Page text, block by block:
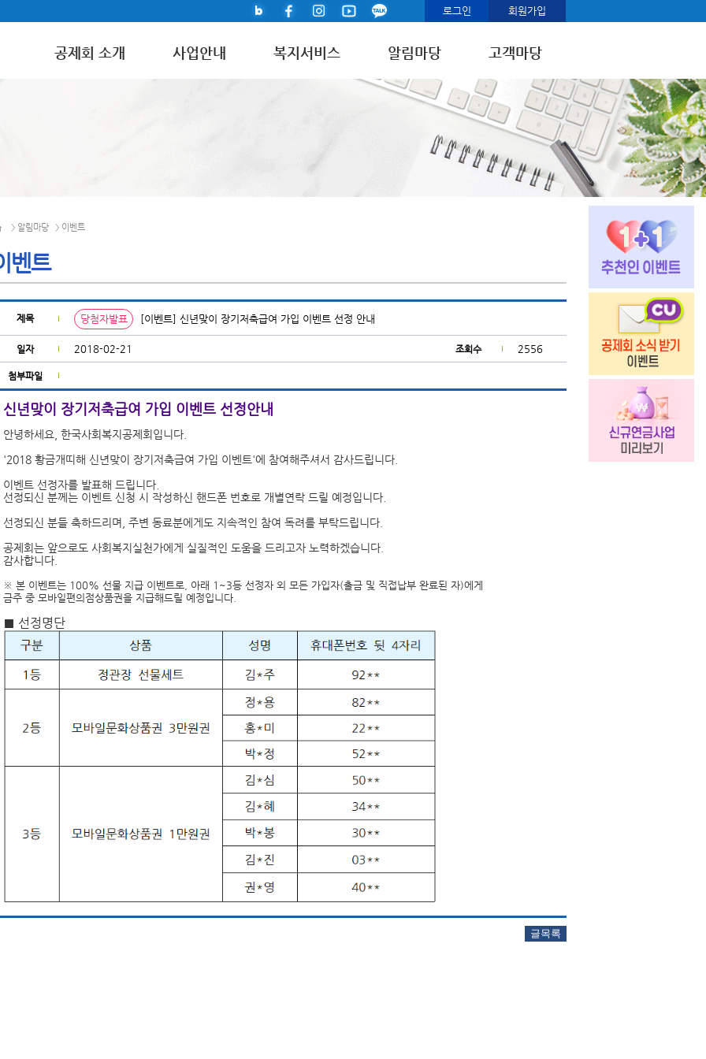
로그인 회원가입
공제회 소개 사업안내 복지서비스 알림마당 고객마당
> 알림마당 > 이벤트
벤트
제목 당첨자발표 [이벤트] 신년맞이 장기저축급여 가입 이벤트 선정 안내
일자 2018-02-21 조회수 2556
첨부파일
신년맞이 장기저축급여 가입 이벤트 선정안내
안녕하세요, 한국사회복지공제회입니다.
'2018 황금개띠해 신년맞이 장기저축급여 가입 이벤트'에 참여해주셔서 감사드립니다.
이벤트 선정자를 발표해 드립니다.
선정되신 분께는 이벤트 신청 시 작성하신 핸드폰 번호로 개별연락 드릴 예정입니다.
선정되신 분들 축하드리며, 주변 동료분에게도 지속적인 참여 독려를 부탁드립니다.
공제회는 앞으로도 사회복지실천가에게 실질적인 도움을 드리고자 노력하겠습니다.
감사합니다.
※ 본 이벤트는 100% 선물 지급 이벤트로, 아래 1~3등 선정자 외 모든 가입자(출금 및 직접납부 완료된 자)에게
금주 중 모바일편의점상품권을 지급해드릴 예정입니다.
■ 선정명단